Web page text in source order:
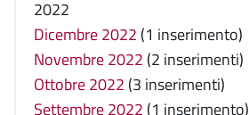
2022
Dicembre 2022 (1 inserimento)
Novembre 2022 (2 inserimenti)
Ottobre 2022 (3 inserimenti)
Settembre 2022 (1 inserimento)